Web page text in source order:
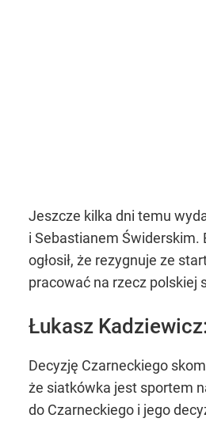
Jeszcze kilka dni temu
i Sebastianem Świderskim.
ogłosił, że rezygnuje ze
pracować na rzecz polskiej
Łukasz
Decyzję Czarneckiego
że siatkówka jest sportem
do Czarneckiego i jego